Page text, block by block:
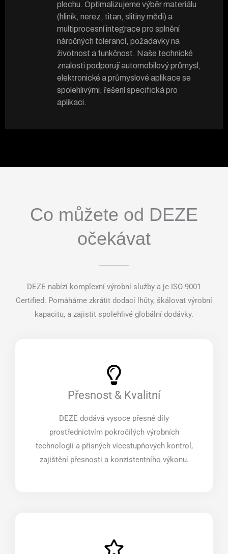
plechu. Optimalizujeme výběr materiálu
(hliník, nerez, titan, slitiny mědi) a
multiprocesní integrace pro splnění
náročných tolerancí, požadavky na
životnost a funkčnost. Naše technické
znalosti podporují automobilový průmysl,
elektronické a průmyslové aplikace se
spolehlivými, řešení specifická pro
aplikaci.
Co můžete od DEZE
očekávat
DEZE nabízí komplexní výrobní služby a je ISO 9001
Certified. Pomáháme zkrátit dodací lhůty, škálovat výrobní
kapacitu, a zajistit spolehlivé globální dodávky.
Přesnost & Kvalitní
DEZE dodává vysoce přesné díly
prostřednictvím pokročilých výrobních
technologií a přísných vícestupňových kontrol,
zajištění přesnosti a konzistentního výkonu.